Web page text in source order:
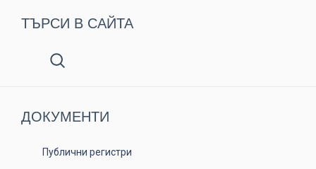
ТЪРСИ В САЙТА
ДОКУМЕНТИ
Публични регистри